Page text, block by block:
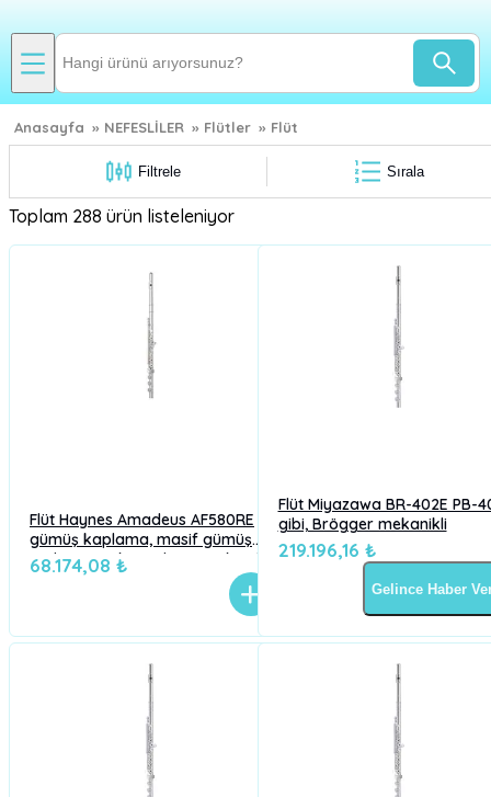
Anasayfa » NEFESLİLER » Flütler » Flüt
Filtrele Sırala
Toplam 288 ürün listeleniyor
Flüt Haynes Amadeus AF580RE
gümüş kaplama, masif gümüş
ambişür, açık perde, Mi mekanik,
C kuyruk
68.174,08 ₺
Flüt Miyazawa BR-402E PB-
gibi, Brögger mekanikli
219.196,16 ₺
Gelince Haber